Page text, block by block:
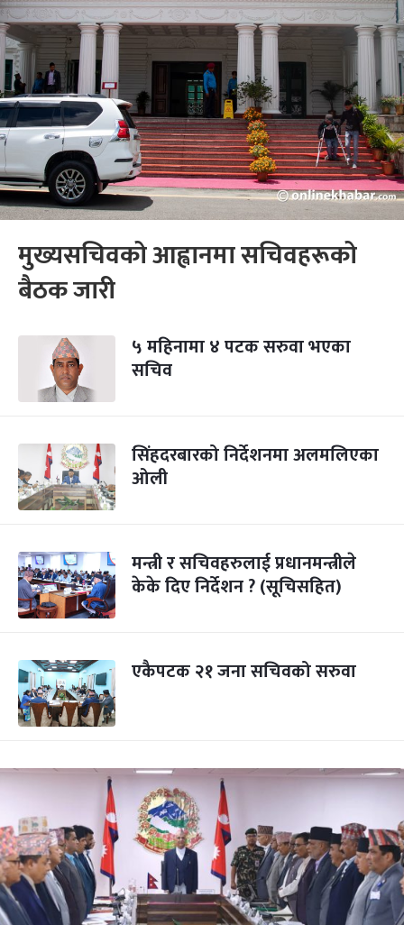
मुख्यसचिवको आह्वानमा सचिवहरूको
बैठक जारी
५ महिनामा ४ पटक सरुवा भएका
सचिव
सिंहदरबारको निर्देशनमा अलमलिएका
ओली
मन्त्री र सचिवहरुलाई प्रधानमन्त्रीले
केके दिए निर्देशन ? (सूचिसहित)
एकैपटक २१ जना सचिवको सरुवा